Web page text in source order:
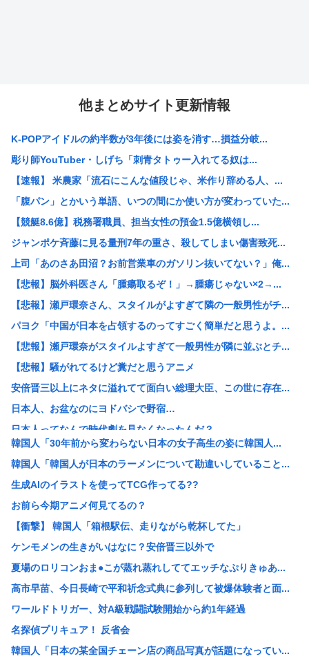
他まとめサイト更新情報
K-POPアイドルの約半数が3年後には姿を消す…損益分岐...
彫り師YouTuber・しげち「刺青タトゥー入れてる奴は...
【速報】 米農家「流石にこんな値段じゃ、米作り辞める人、...
「腹パン」とかいう単語、いつの間にか使い方が変わっていた...
【競艇8.6億】税務署職員、担当女性の預金1.5億横領し...
ジャンポケ斉藤に見る量刑7年の重さ、殺してしまい傷害致死...
上司「あのさあ田沼？お前営業車のガソリン抜いてない？」俺...
【悲報】脳外科医さん「腫瘍取るぞ！」→腫瘍じゃない×2→...
【悲報】瀬戸環奈さん、スタイルがよすぎて隣の一般男性がチ...
パヨク「中国が日本を占領するのってすごく簡単だと思うよ。...
【悲報】瀬戸環奈がスタイルよすぎて一般男性が隣に並ぶとチ...
【悲報】騒がれてるけど糞だと思うアニメ
安倍晋三以上にネタに溢れてて面白い総理大臣、この世に存在...
日本人、お盆なのにヨドバシで野宿…
日本人ってなんで時代劇を見なくなったんだ？
「原爆はうそ」「放射線の被害はなかった」 信じる若者た...
高市早苗「食料自給率を限りなく100%に近づけていく」→...
【給与相談】これって待遇いいですか？
【悲報】 中国、橋の欄干が強風一発で粉々に 鉄筋ゼロ 当...
【画像】高市早苗、広島平和記念式典当日の被爆者との面会を...
呼び名は100種類以上 「御座候」「回転焼き」「暫」…あ...
オタク「オタクは経済を回す！アニメグッズに3万使っちゃお...
中国「大豪雨！」三峡ダム「基礎部分破損」中国「全力放流！...
【衝撃】かーちゃん「軽油満タンで！！」ガソスタ兄ちゃん「...
【朗報】お前らの有益なチャッピー（ChatGPT）の使い...
【悲報】お前らの有益なチャッピー(chatGPT)の使い...
韓国人「30年前から変わらない日本の女子高生の姿に韓国人...
韓国人「韓国人が日本のラーメンについて勘違いしていること...
生成AIのイラストを使ってTCG作ってる??
お前ら今期アニメ何見てるの？
【衝撃】 韓国人「箱根駅伝、走りながら乾杯してた」
ケンモメンの生きがいはなに？安倍晋三以外で
夏場のロリコンおま●こが蒸れ蒸れしててエッチなぷりきゅあ...
高市早苗、今日長崎で平和祈念式典に参列して被爆体験者と面...
ワールドトリガー、対A級戦闘試験開始から約1年経過
名探偵プリキュア！ 反省会
韓国人「日本の某全国チェーン店の商品写真が話題になってい...